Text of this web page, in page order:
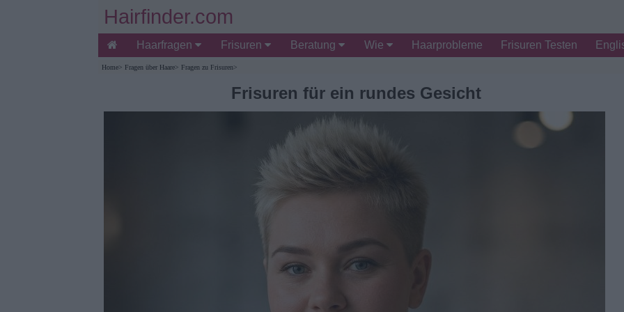
Hairfinder.com
Haarfragen Frisuren Beratung Wie Haarprobleme Frisuren Testen
Home> Fragen über Haare> Fragen zu Frisuren>
Frisuren für ein rundes Gesicht